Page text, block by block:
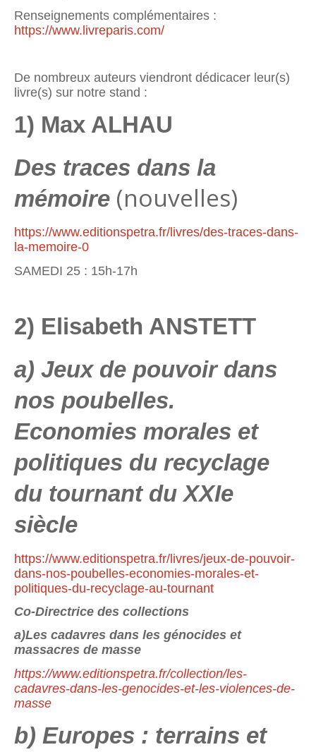
Renseignements complémentaires :
https://www.livreparis.com/
De nombreux auteurs viendront dédicacer leur(s)
livre(s) sur notre stand :
1) Max ALHAU
Des traces dans la
mémoire (nouvelles)
https://www.editionspetra.fr/livres/des-traces-dans-
la-memoire-0
SAMEDI 25 : 15h-17h
2) Elisabeth ANSTETT
a) Jeux de pouvoir dans
nos poubelles.
Economies morales et
politiques du recyclage
du tournant du XXIe
siècle
https://www.editionspetra.fr/livres/jeux-de-pouvoir-
dans-nos-poubelles-economies-morales-et-
politiques-du-recyclage-au-tournant
Co-Directrice des collections
a)Les cadavres dans les génocides et
massacres de masse
https://www.editionspetra.fr/collection/les-
cadavres-dans-les-genocides-et-les-violences-de-
masse
b) Europes : terrains et